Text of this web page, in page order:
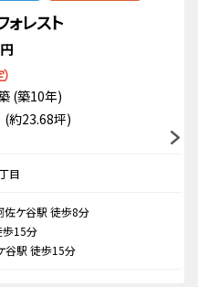
レスト
(築10年)
約23.68坪)
目
佐ケ谷駅 徒歩8分
歩15分
谷駅 徒歩15分